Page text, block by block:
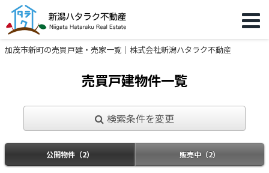
加茂市新町の売買戸建・売家一覧｜株式会社新潟ハタラク不動産
売買戸建物件一覧
検索条件を変更
公開物件（2） 販売中（2）